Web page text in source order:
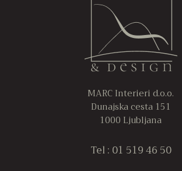
MARC Interieri d.o.o.
Dunajska cesta 151
1000 Ljubljana
Tel : 01 519 46 50